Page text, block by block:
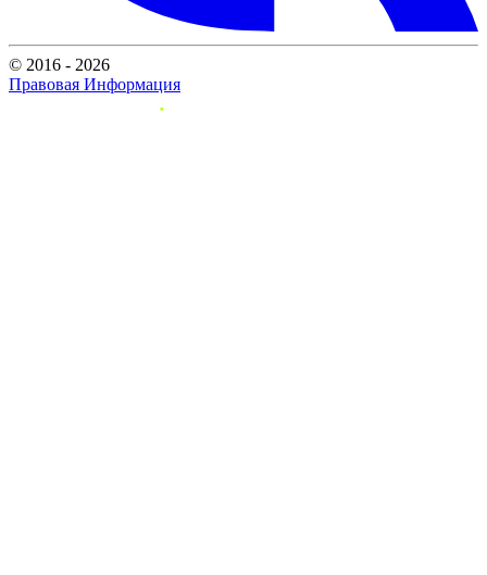
© 2016 - 2026
Правовая Информация